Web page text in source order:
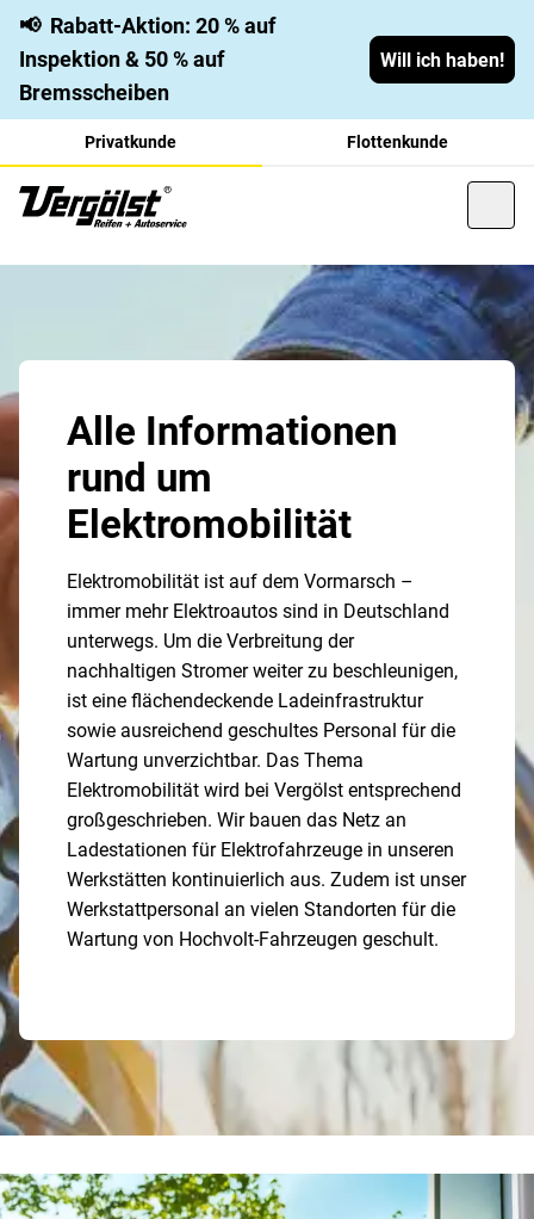
📢 Rabatt-Aktion: 20 % auf
Inspektion & 50 % auf
Bremsscheiben
Will ich haben!
Privatkunde Flottenkunde
Alle Informationen
rund um
Elektromobilität
Elektromobilität ist auf dem Vormarsch –
immer mehr Elektroautos sind in Deutschland
unterwegs. Um die Verbreitung der
nachhaltigen Stromer weiter zu beschleunigen,
ist eine flächendeckende Ladeinfrastruktur
sowie ausreichend geschultes Personal für die
Wartung unverzichtbar. Das Thema
Elektromobilität wird bei Vergölst entsprechend
großgeschrieben. Wir bauen das Netz an
Ladestationen für Elektrofahrzeuge in unseren
Werkstätten kontinuierlich aus. Zudem ist unser
Werkstattpersonal an vielen Standorten für die
Wartung von Hochvolt-Fahrzeugen geschult.